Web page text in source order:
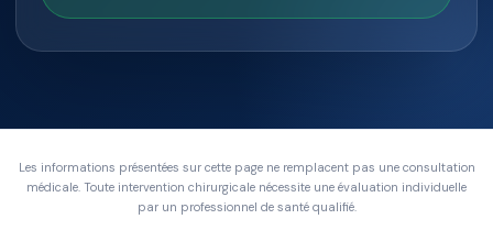
Les informations présentées sur cette page ne remplacent pas une consultation
médicale. Toute intervention chirurgicale nécessite une évaluation individuelle
par un professionnel de santé qualifié.